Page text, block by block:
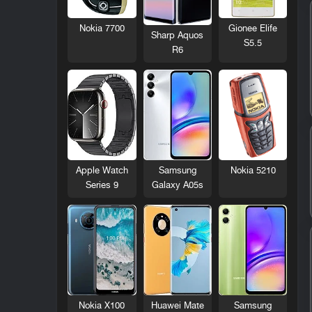
Gionee Elife
S5.5
Sharp Aquos
R6
Nokia 7700
Nokia 5210
Samsung
Galaxy A05s
Apple Watch
Series 9
Samsung
Huawei Mate
Nokia X100